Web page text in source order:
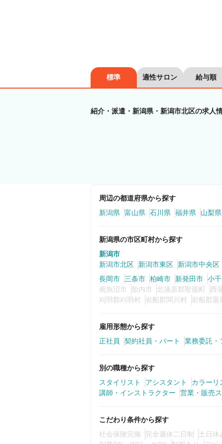
標準 適性サロン 給与順
紹介・派遣・新潟県・新潟市北区の求人
周辺の都道府県から探す
新潟県
富山県 石川県 福井県 山梨県
新潟県の市区町村から探す
新潟市
新潟市北区
新潟市東区 新潟市中央区
長岡市
三条市 柏崎市 新発田市 小
南魚沼市
胎内市 北蒲原郡聖籠町 西
刈羽郡刈羽村
岩船郡関川村 岩船郡粟
雇用形態から探す
正社員
契約社員・パート 業務委託・
別の職種から探す
スタイリスト
アシスタント カラーリ
講師・インストラクター
営業・販売
こだわり条件から探す
社会保険完備
完全週休二日制 土日休